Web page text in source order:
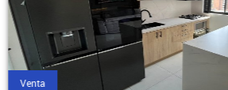
Arriendo